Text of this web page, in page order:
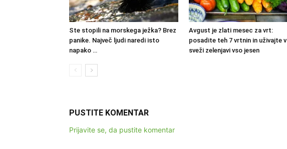
Ste stopili na morskega ježka? Brez
panike. Največ ljudi naredi isto
napako …
Avgust je zlati mesec za vrt:
posadite teh 7 vrtnin in uživajte v
sveži zelenjavi vso jesen
PUSTITE KOMENTAR
Prijavite se, da pustite komentar